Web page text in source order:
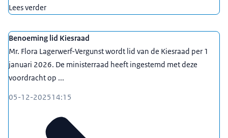
Lees verder
Benoeming lid Kiesraad
Mr. Flora Lagerwerf-Vergunst wordt lid van de Kiesraad per 1
januari 2026. De ministerraad heeft ingestemd met deze
voordracht op ...
05-12-202514:15